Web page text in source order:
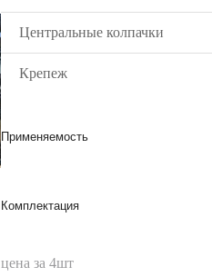
Центральные колпачки
Крепеж
Применяемость
Комплектация
цена за 4шт